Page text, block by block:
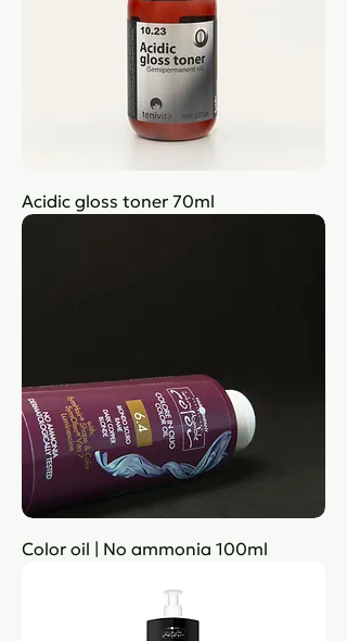
Acidic gloss toner 70ml
Color oil | No ammonia 100ml